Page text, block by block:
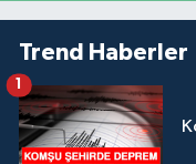
Trend Haberler
1